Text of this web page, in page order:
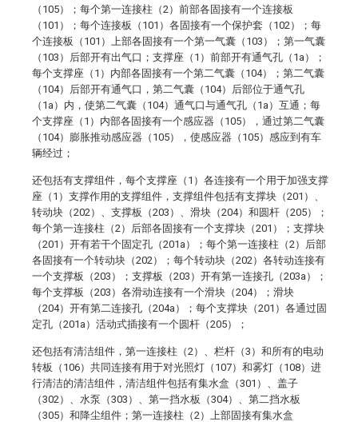
（105）；每个第一连接柱（2）前部各固接有一个连接板
（101）；每个连接板（101）各固接有一个保护套（102）；每
个连接板（101）上部各固接有一个第一气囊（103）；第一气囊
（103）后部开有出气口；支撑座（1）前部开有通气孔（1a）；
每个支撑座（1）内部各固接有一个第二气囊（104）；第二气囊
（104）后部开有通气口，第二气囊（104）后部位于通气孔
（1a）内，使第二气囊（104）通气口与通气孔（1a）互通；每
个支撑座（1）内部各固接有一个感应器（105），通过第二气囊
（104）膨胀推动感应器（105），使感应器（105）感应到有车
辆经过；
还包括有支撑组件，每个支撑座（1）各连接有一个用于加强支撑
座（1）支撑作用的支撑组件，支撑组件包括有支撑块（201）、
转动块（202）、支撑板（203）、滑块（204）和圆杆（205）；
每个第一连接柱（2）后部各固接有一个支撑块（201）；支撑块
（201）开有若干个固定孔（201a）；每个第一连接柱（2）后部
各固接有一个转动块（202）；每个转动块（202）各转动连接有
一个支撑板（203）；支撑板（203）开有第一连接孔（203a）；
每个支撑板（203）各滑动连接有一个滑块（204）；滑块
（204）开有第二连接孔（204a）；每个支撑块（201）各通过固
定孔（201a）活动式插接有一个圆杆（205）；
还包括有清洁组件，第一连接柱（2）、栏杆（3）和所有的电动
转板（106）共同连接有用于对光照灯（107）和雾灯（108）进
行清洁的清洁组件，清洁组件包括有集水盒（301）、盖子
（302）、水泵（303）、第一挡水板（304）、第二挡水板
（305）和降尘组件；第一连接柱（2）上部固接有集水盒